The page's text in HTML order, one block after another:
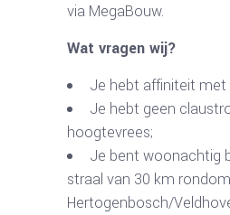
via MegaBouw.
Wat vragen wij?
Je hebt affiniteit met
Je hebt geen
hoogtevrees;
Je bent woonachtig
straal van 30 km rondom
Hertogenbosch/